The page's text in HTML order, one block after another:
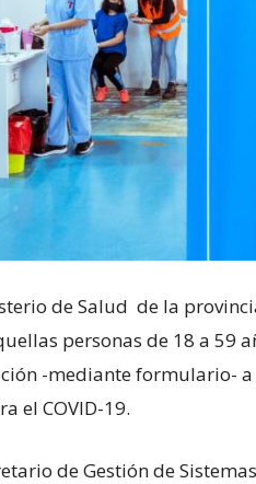
de Salud de la
personas de 18 a 59
-mediante formulario-
el COVID-19.
de Gestión de